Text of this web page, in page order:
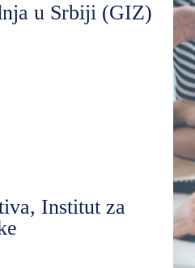
u Srbiji (GIZ)
Institut za